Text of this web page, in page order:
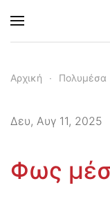
Skip to main
Αρχική Πολυμέσα
Δευ, Αυγ 11, 2025
Φως